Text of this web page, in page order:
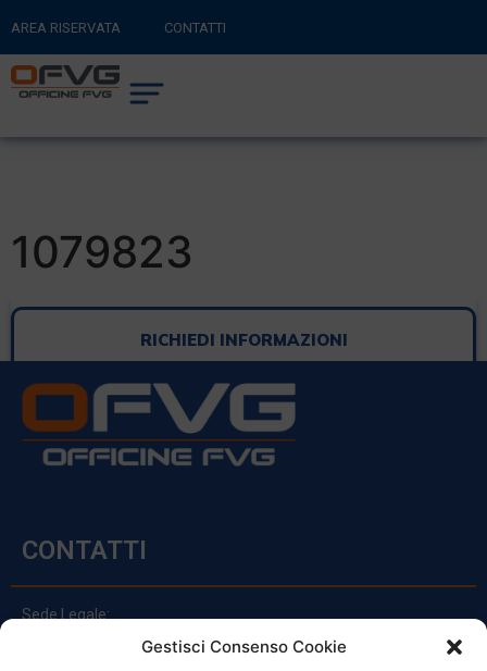
Gestisci Consenso Cookie
AREA RISERVATA CONTATTI
RITORNA AL SITO PRINCIPALE
CARRELLO
1079823
RICHIEDI INFORMAZIONI
CONTATTI
Sede Legale:
Via Principe Di Udine 144